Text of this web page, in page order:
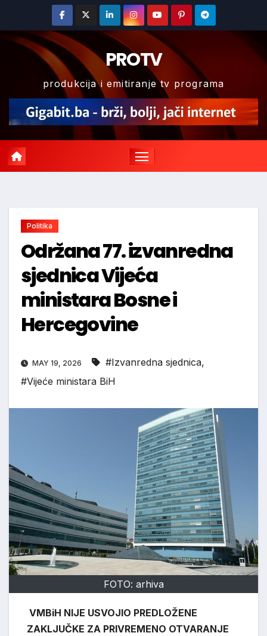
content
PROTV
produkcija i emitiranje tv programa
Politika
Održana 77. izvanredna
sjednica Vijeća
ministara Bosne i
Hercegovine
MAY 19, 2026 #Izvanredna sjednica,
#Vijeće ministara BiH
FOTO: arhiva
VMBiH NIJE USVOJIO PREDLOŽENE
ZAKLJUČKE ZA PRIVREMENO OTVARANJE